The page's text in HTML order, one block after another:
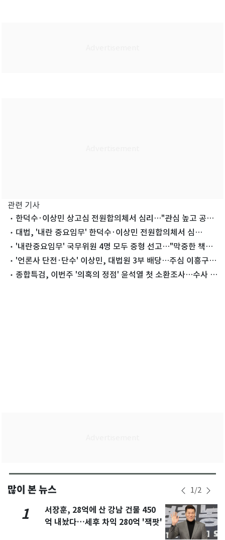
관련 기사
한덕수·이상민 상고심 전원합의체서 심리…"관심 높고 공범
관계"(종합)
대법, '내란 중요임무' 한덕수·이상민 전원합의체서 심
리…"국민적 관심"
'내란중요임무' 국무위원 4명 모두 중형 선고…"막중한 책무
저버려"
'언론사 단전·단수' 이상민, 대법원 3부 배당…주심 이흥구
대법관
종합특검, 이번주 '의혹의 정점' 윤석열 첫 소환조사…수사 급
많이 본 뉴스 1/2
1
서장훈, 28억에 산 강남 건물 450
억 내놨다…세후 차익 280억 '잭팟'